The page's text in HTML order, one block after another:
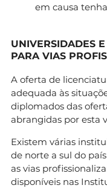
em causa
UNIVERSIDADES
PARA VIAS
A oferta de
adequada às
diplomados das
abrangidas por esta
Existem várias
de norte a sul do
as vias
disponíveis nas